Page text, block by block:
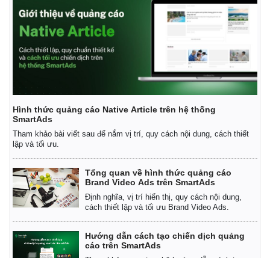
Thế giới
Quan sát
Cuộc sống đó đây
Hồ sơ
Multimedia
Video
Ảnh
E-Magazine
Hình thức quảng cáo Native Article trên hệ thống
SmartAds
Tham khảo bài viết sau để nắm vị trí, quy cách nội dung, cách thiết
lập và tối ưu.
Tổng quan về hình thức quảng cáo
Brand Video Ads trên SmartAds
Định nghĩa, vị trí hiển thị, quy cách nội dung,
cách thiết lập và tối ưu Brand Video Ads.
Hướng dẫn cách tạo chiến dịch quảng
cáo trên SmartAds